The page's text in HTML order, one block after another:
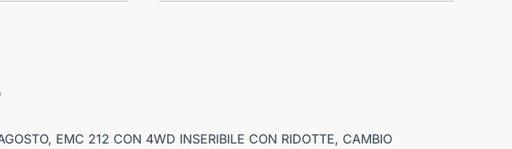
EMC 212 CON 4WD INSERIBILE CON RIDOTTE, CAMBIO